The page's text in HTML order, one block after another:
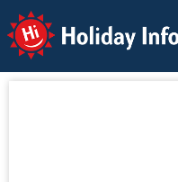
Holiday Info